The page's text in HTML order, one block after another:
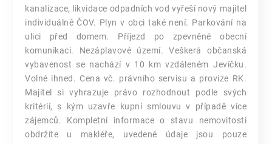
kanalizace, likvidace odpadních vod vyřeší nový majitel
individuálně ČOV. Plyn v obci také není. Parkování na
ulici před domem. Příjezd po zpevněné obecní
komunikaci. Nezáplavové území. Veškerá občanská
vybavenost se nachází v 10 km vzdáleném Jevíčku.
Volné ihned. Cena vč. právního servisu a provize RK.
Majitel si vyhrazuje právo rozhodnout podle svých
kritérií, s kým uzavře kupní smlouvu v případě více
zájemců. Kompletní informace o stavu nemovitosti
obdržíte u makléře, uvedené údaje jsou pouze